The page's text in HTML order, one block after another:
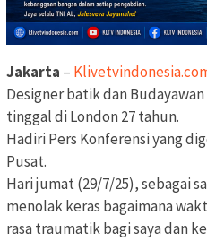
Jakarta –
Designer batik dan
tinggal di London 27 tahun.
Hadiri Pers Konferensi yang
Pusat.
Hari jumat (29/7/25), sebagai
menolak keras bagaimana
rasa traumatik bagi saya dan